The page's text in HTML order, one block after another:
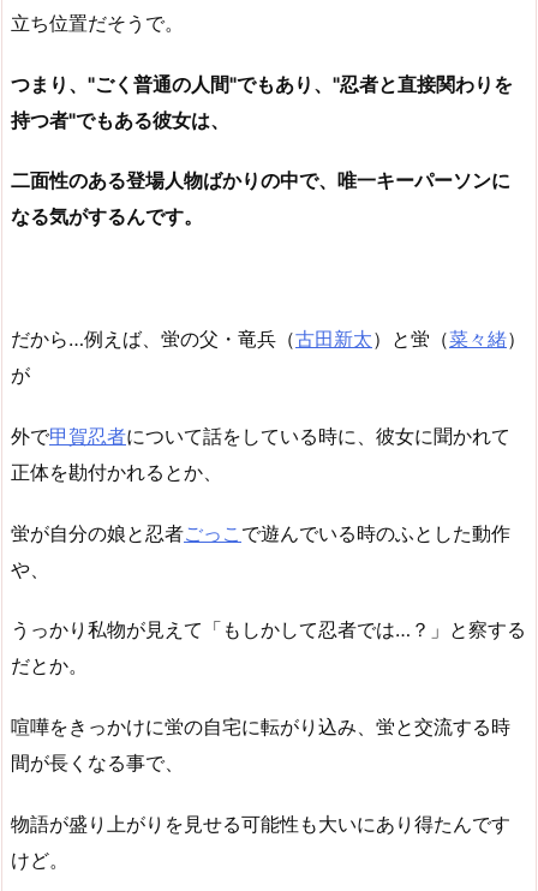
立ち位置だそうで。
つまり、"ごく普通の人間"でもあり、"忍者と直接関わりを
持つ者"でもある彼女は、
二面性のある登場人物ばかりの中で、唯一キーパーソンに
なる気がするんです。
だから…例えば、蛍の父・竜兵（古田新太）と蛍（菜々緒）
が
外で甲賀忍者について話をしている時に、彼女に聞かれて
正体を勘付かれるとか、
蛍が自分の娘と忍者ごっこ で遊んでいる時のふとした動作
や、
うっかり私物が見えて「もしかして忍者では…？」と察する
だとか。
喧嘩をきっかけに蛍の自宅に転がり込み、蛍と交流する時
間が長くなる事で、
物語が盛り上がりを見せる可能性も大いにあり得たんです
けど。